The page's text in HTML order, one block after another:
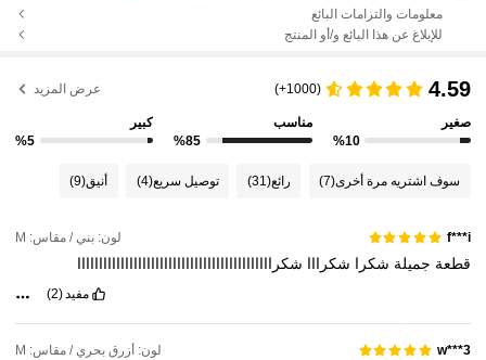
معلومات والتزامات البائع
للإبلاغ عن هذا البائع و/أو المنتج
4.59
(1000+) عرض المزيد
صغير
%10
مناسب
%85
كبير
%5
سوف اشتريه مرة أخرى(7) رائع(31) توصيل سريع(4) أنيق(9)
f***i لون: بني / مقاس: M
جميلة شكرا شكرااا شكرااااااااااااااااااااااااااااااااااااااااااااا
مفيد(2)
w***3 لون: أزرق بحري / مقاس: M